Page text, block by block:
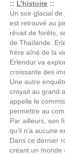
:: L’histoire ::
Un soir glacial de
est retrouvé au
rêvait de forêts,
de Thaïlande.
frère aîné de la
Erlendur va
croissante des
Une autre
croyait au grand
appelle le
permettre au
Par ailleurs, son
qu’il n’a aucune
Dans ce dernier
créant un monde